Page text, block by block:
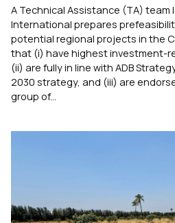
A Technical Assistance (TA) team
International prepares
potential regional projects in the
that (i) have highest investment-
(ii) are fully in line with ADB
2030 strategy, and (iii) are
group of...